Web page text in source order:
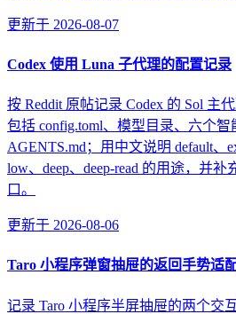
更新于 2026-08-07
Codex 使用 Luna 子代理的配置记录
按 Reddit 原帖记录 Codex 的 Sol 主
包括 config.toml、模型目录、六个智
AGENTS.md；用中文说明 default、
low、deep、deep-read 的用途，并
口。
更新于 2026-08-06
Taro 小程序弹窗抽屉的返回手势适
记录 Taro 小程序半屏抽屉的两个交